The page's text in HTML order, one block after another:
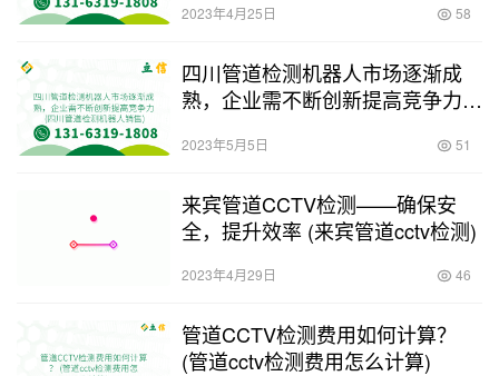
道项目)
2023年4月25日 58
四川管道检测机器人市场逐渐成
熟，企业需不断创新提高竞争力
2023年5月5日 51
来宾管道CCTV检测——确保安
全，提升效率 (来宾管道cctv检测)
2023年4月29日 46
管道CCTV检测费用如何计算？
(管道cctv检测费用怎么计算)